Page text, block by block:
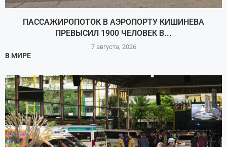
ПАССАЖИРОПОТОК В АЭРОПОРТУ КИШИНЕВА
ПРЕВЫСИЛ 1900 ЧЕЛОВЕК В...
7 августа, 2026
В МИРЕ